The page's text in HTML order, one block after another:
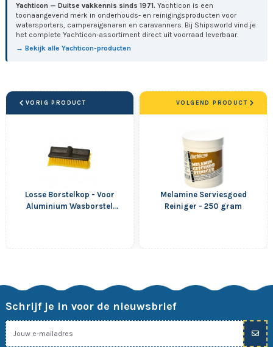
Yachticon — Duitse vakkennis sinds 1971. Yachticon is een
toonaangevend merk in onderhouds- en reinigingsproducten voor
watersporters, campereigenaren en caravanners. Bij Shipsworld vind je
het complete Yachticon-assortiment direct uit voorraad leverbaar.
→ Bekijk alle Yachticon-producten
VORIG PRODUCT
Losse Borstelkop - Voor
Aluminium Wasborstel
Melamine Serviesgoed
Reiniger - 250 gram
VOLGEND PRODUCT
Schrijf je in voor de nieuwsbrief